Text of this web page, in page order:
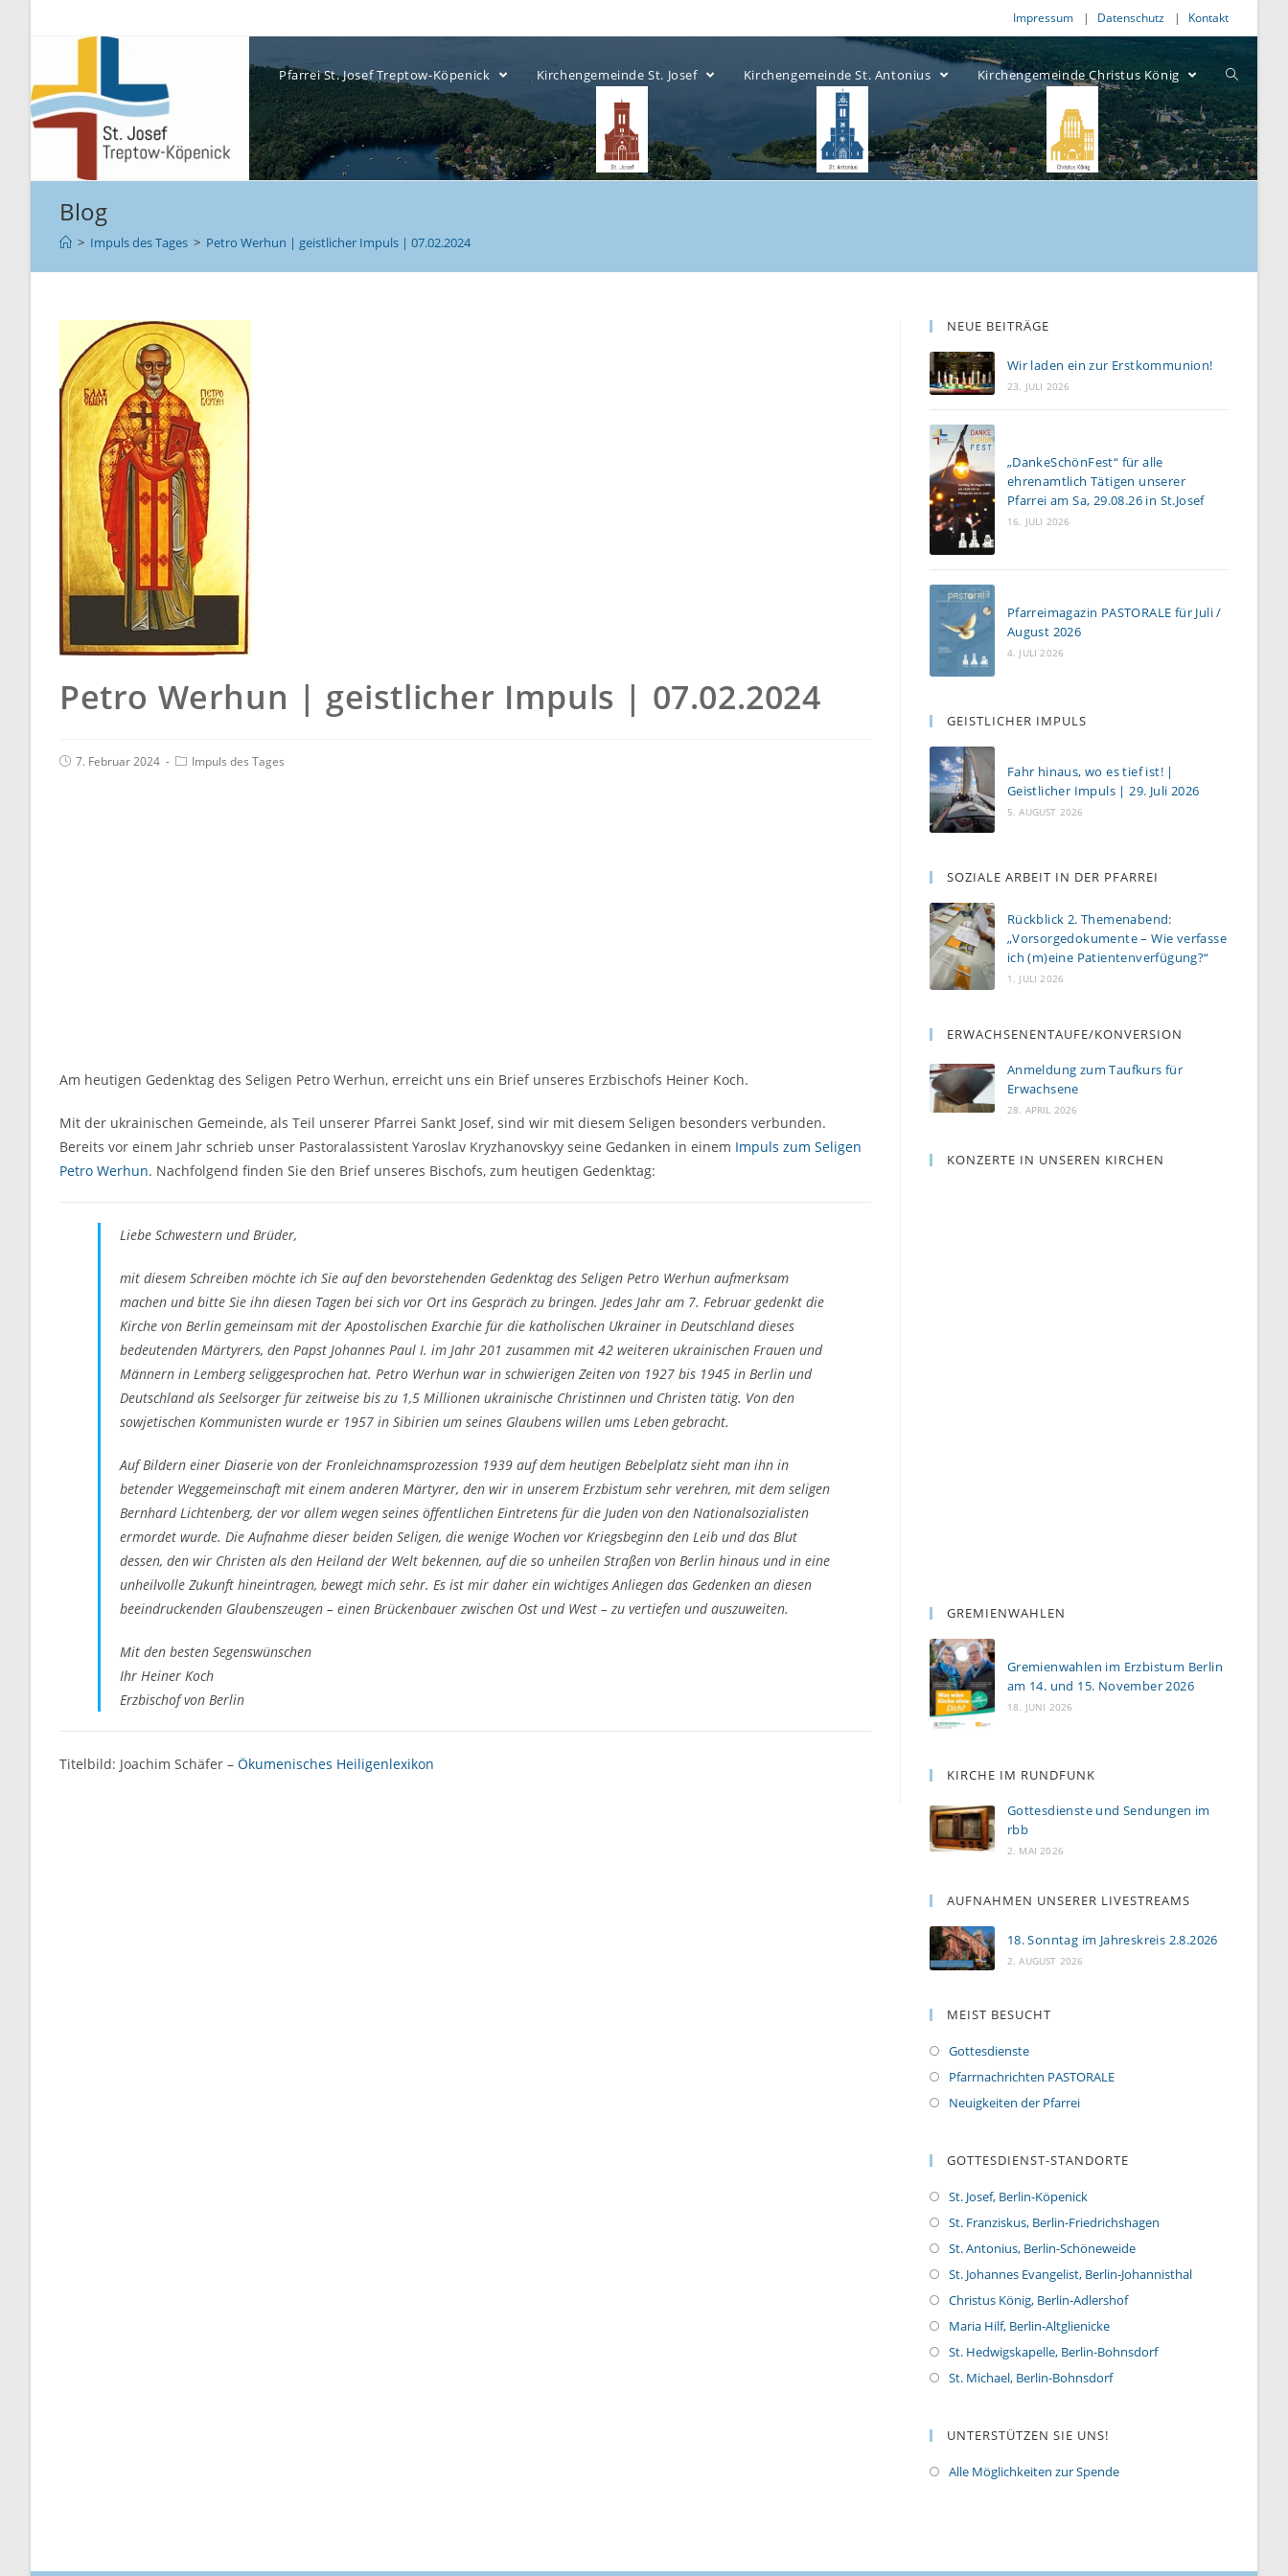
Impressum Datenschutz Kontakt
Pfarrei St. Josef Treptow-Köpenick Kirchengemeinde St. Josef Kirchengemeinde St. Antonius Kirchengemeinde Christus König
Blog
> Impuls des Tages > Petro Werhun | geistlicher Impuls | 07.02.2024
Petro Werhun | geistlicher Impuls | 07.02.2024
7. Februar 2024 Impuls des Tages
Am heutigen Gedenktag des Seligen Petro Werhun, erreicht uns ein Brief unseres Erzbischofs Heiner Koch.
Mit der ukrainischen Gemeinde, als Teil unserer Pfarrei Sankt Josef, sind wir mit diesem Seligen besonders verbunden.
Bereits vor einem Jahr schrieb unser Pastoralassistent Yaroslav Kryzhanovskyy seine Gedanken in einem Impuls zum Seligen
Petro Werhun. Nachfolgend finden Sie den Brief unseres Bischofs, zum heutigen Gedenktag:
Liebe Schwestern und Brüder,
mit diesem Schreiben möchte ich Sie auf den bevorstehenden Gedenktag des Seligen Petro Werhun aufmerksam
machen und bitte Sie ihn diesen Tagen bei sich vor Ort ins Gespräch zu bringen. Jedes Jahr am 7. Februar gedenkt die
Kirche von Berlin gemeinsam mit der Apostolischen Exarchie für die katholischen Ukrainer in Deutschland dieses
bedeutenden Märtyrers, den Papst Johannes Paul I. im Jahr 201 zusammen mit 42 weiteren ukrainischen Frauen und
Männern in Lemberg seliggesprochen hat. Petro Werhun war in schwierigen Zeiten von 1927 bis 1945 in Berlin und
Deutschland als Seelsorger für zeitweise bis zu 1,5 Millionen ukrainische Christinnen und Christen tätig. Von den
sowjetischen Kommunisten wurde er 1957 in Sibirien um seines Glaubens willen ums Leben gebracht.
Auf Bildern einer Diaserie von der Fronleichnamsprozession 1939 auf dem heutigen Bebelplatz sieht man ihn in
betender Weggemeinschaft mit einem anderen Märtyrer, den wir in unserem Erzbistum sehr verehren, mit dem seligen
Bernhard Lichtenberg, der vor allem wegen seines öffentlichen Eintretens für die Juden von den Nationalsozialisten
ermordet wurde. Die Aufnahme dieser beiden Seligen, die wenige Wochen vor Kriegsbeginn den Leib und das Blut
dessen, den wir Christen als den Heiland der Welt bekennen, auf die so unheilen Straßen von Berlin hinaus und in eine
unheilvolle Zukunft hineintragen, bewegt mich sehr. Es ist mir daher ein wichtiges Anliegen das Gedenken an diesen
beeindruckenden Glaubenszeugen – einen Brückenbauer zwischen Ost und West – zu vertiefen und auszuweiten.
Mit den besten Segenswünschen
Ihr Heiner Koch
Erzbischof von Berlin
Titelbild: Joachim Schäfer – Ökumenisches Heiligenlexikon
NEUE BEITRÄGE
Wir laden ein zur Erstkommunion!
23. JULI 2026
„DankeSchönFest“ für alle
ehrenamtlich Tätigen unserer
Pfarrei am Sa, 29.08.26 in St.Josef
16. JULI 2026
Pfarreimagazin PASTORALE für Juli /
August 2026
4. JULI 2026
GEISTLICHER IMPULS
Fahr hinaus, wo es tief ist! |
Geistlicher Impuls | 29. Juli 2026
5. AUGUST 2026
SOZIALE ARBEIT IN DER PFARREI
Rückblick 2. Themenabend:
„Vorsorgedokumente – Wie verfasse
ich (m)eine Patientenverfügung?“
1. JULI 2026
ERWACHSENENTAUFE/KONVERSION
Anmeldung zum Taufkurs für
Erwachsene
28. APRIL 2026
KONZERTE IN UNSEREN KIRCHEN
GREMIENWAHLEN
Gremienwahlen im Erzbistum Berlin
am 14. und 15. November 2026
18. JUNI 2026
KIRCHE IM RUNDFUNK
Gottesdienste und Sendungen im
rbb
2. MAI 2026
AUFNAHMEN UNSERER LIVESTREAMS
18. Sonntag im Jahreskreis 2.8.2026
2. AUGUST 2026
MEIST BESUCHT
Gottesdienste
Pfarrnachrichten PASTORALE
Neuigkeiten der Pfarrei
GOTTESDIENST-STANDORTE
St. Josef, Berlin-Köpenick
St. Franziskus, Berlin-Friedrichshagen
St. Antonius, Berlin-Schöneweide
St. Johannes Evangelist, Berlin-Johannisthal
Christus König, Berlin-Adlershof
Maria Hilf, Berlin-Altglienicke
St. Hedwigskapelle, Berlin-Bohnsdorf
St. Michael, Berlin-Bohnsdorf
UNTERSTÜTZEN SIE UNS!
Alle Möglichkeiten zur Spende